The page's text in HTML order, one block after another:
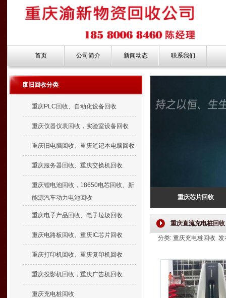
首页 公司简介 新闻动态 联系我们
废旧回收分类
重庆PLC回收、自动化设备回收
重庆仪器仪表回收，实验室设备回收
重庆旧电脑回收、重庆笔记本电脑回收
重庆服务器回收、重庆交换机回收
重庆锂电池回收，18650电芯回收、新
能源汽车动力电池回收
重庆电子产品回收、电子垃圾回收
重庆电路板回收、重庆IC芯片回收
重庆打印机回收、重庆复印机回收
重庆投影机回收，重庆广告机回收
重庆充电桩回收
重庆芯片回收
重庆直流充电桩回
分类: 重庆充电桩回收